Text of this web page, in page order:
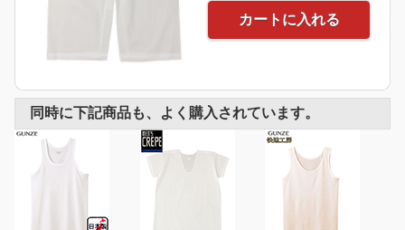
カートに入れる
同時に下記商品も、よく購入されています。